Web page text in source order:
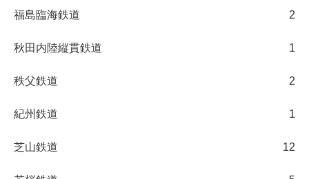
福島臨海鉄道 2
秋田内陸縦貫鉄道 1
秩父鉄道 2
紀州鉄道 1
芝山鉄道 12